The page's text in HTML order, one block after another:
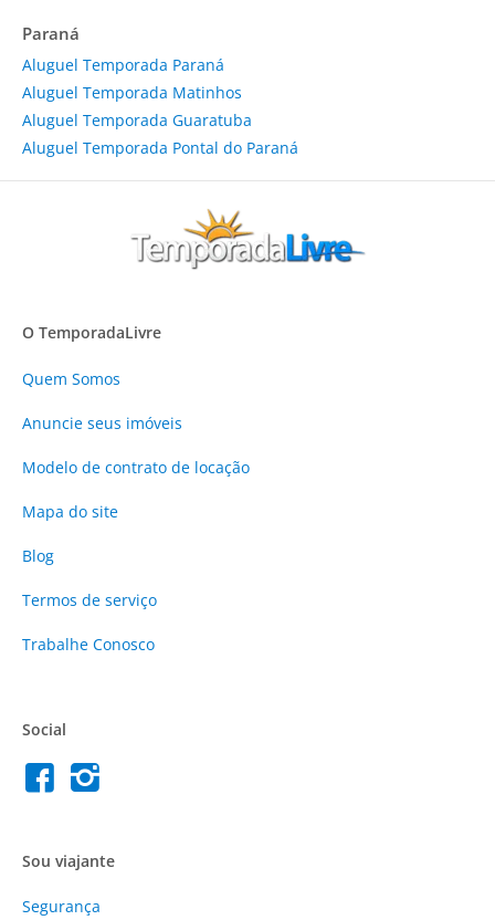
Paraná
Aluguel Temporada Paraná
Aluguel Temporada Matinhos
Aluguel Temporada Guaratuba
Aluguel Temporada Pontal do Paraná
O TemporadaLivre
Quem Somos
Anuncie seus imóveis
Modelo de contrato de locação
Mapa do site
Blog
Termos de serviço
Trabalhe Conosco
Social
Sou viajante
Segurança